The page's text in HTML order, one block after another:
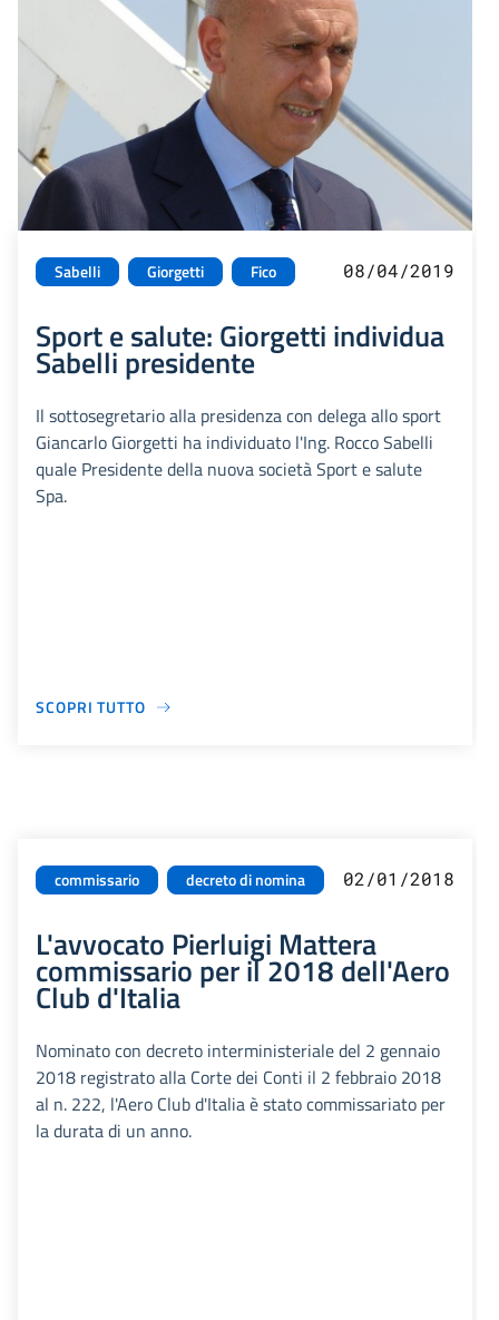
Sabelli Giorgetti Fico 08/04/2019
Sport e salute: Giorgetti individua
Sabelli presidente
Il sottosegretario alla presidenza con delega allo sport
Giancarlo Giorgetti ha individuato l'Ing. Rocco Sabelli
quale Presidente della nuova società Sport e salute
Spa.
SCOPRI TUTTO
commissario decreto di nomina 02/01/2018
L'avvocato Pierluigi Mattera
commissario per il 2018 dell'Aero
Club d'Italia
Nominato con decreto interministeriale del 2 gennaio
2018 registrato alla Corte dei Conti il 2 febbraio 2018
al n. 222, l'Aero Club d'Italia è stato commissariato per
la durata di un anno.